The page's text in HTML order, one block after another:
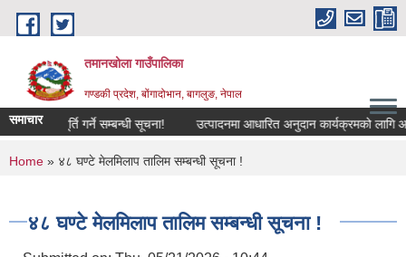
Skip to main content
तमानखोला गाउँपालिका
गण्डकी प्रदेश, बोंगादोभान, बागलुङ, नेपाल
समाचारपदपूर्ति गर्ने सम्बन्धी सूचना! उत्पादनमा आधारित अनुदान कार्यक्रमको लागि
You are here
Home » ४८ घण्टे मेलमिलाप तालिम सम्बन्धी सूचना !
४८ घण्टे मेलमिलाप तालिम सम्बन्धी सूचना !